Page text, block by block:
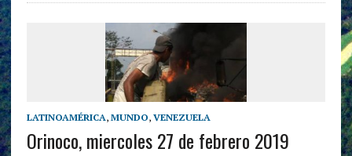
LATINOAMÉRICA, MUNDO, VENEZUELA
Orinoco, miercoles 27 de febrero 2019